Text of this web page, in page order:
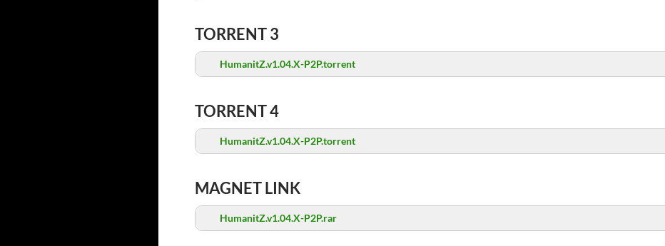
TORRENT 3
HumanitZ.v1.04.X-P2P.torrent
TORRENT 4
HumanitZ.v1.04.X-P2P.torrent
MAGNET LINK
HumanitZ.v1.04.X-P2P.rar